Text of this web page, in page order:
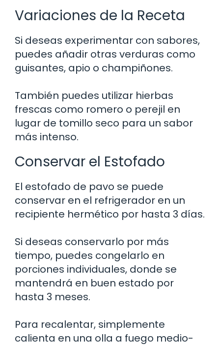
Variaciones de la Receta
Si deseas experimentar con sabores,
puedes añadir otras verduras como
guisantes, apio o champiñones.
También puedes utilizar hierbas
frescas como romero o perejil en
lugar de tomillo seco para un sabor
más intenso.
Conservar el Estofado
El estofado de pavo se puede
conservar en el refrigerador en un
recipiente hermético por hasta 3 días.
Si deseas conservarlo por más
tiempo, puedes congelarlo en
porciones individuales, donde se
mantendrá en buen estado por
hasta 3 meses.
Para recalentar, simplemente
calienta en una olla a fuego medio-